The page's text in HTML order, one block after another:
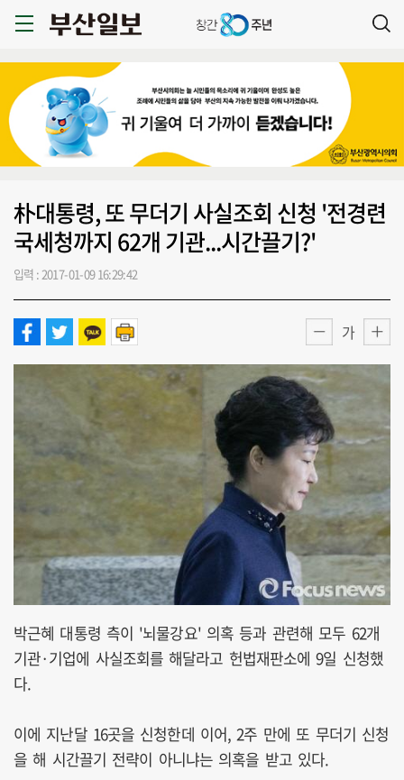
朴대통령, 또 무더기 사실조회 신청 '전경련
국세청까지 62개 기관...시간끌기?'
입력 : 2017-01-09 16:29:42
가
박근혜 대통령 측이 '뇌물강요' 의혹 등과 관련해 모두 62개
기관·기업에 사실조회를 해달라고 헌법재판소에 9일 신청했
다.
이에 지난달 16곳을 신청한데 이어, 2주 만에 또 무더기 신청
을 해 시간끌기 전략이 아니냐는 의혹을 받고 있다.